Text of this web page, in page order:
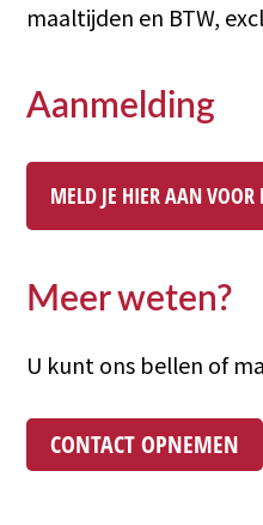
maaltijden en BTW,
Aanmelding
MELD JE HIER AAN
Meer weten?
U kunt ons bellen of
CONTACT OPNEMEN